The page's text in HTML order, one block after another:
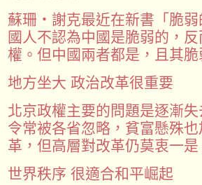
蘇珊‧謝克最近在新書「脆
國人不認為中國是脆弱的，
權。但中國兩者都是，且其
地方坐大 政治改革很重要
北京政權主要的問題是逐漸
令常被各省忽略，貧富懸殊
革，但高層對改革仍莫衷一是
世界秩序 很適合和平崛起